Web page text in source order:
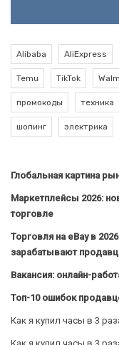
Alibaba AliExpress
Temu TikTok
промокоды техника
шопинг электрика
Глобальная картина
Маркетплейсы 2026:
торговле
Торговля на eBay в
зарабатывают
Вакансия: онлайн-
Топ-10 ошибок
Как я купил часы в 3